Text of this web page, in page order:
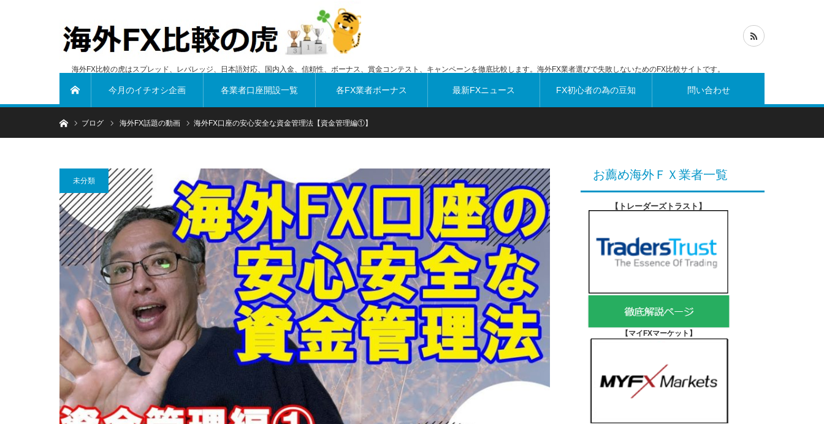
海外FX比較の虎はスプレッド、レバレッジ、日本語対応、国内入金、信頼性、ボーナス、賞金コンテスト、キャンペーンを徹底比較します。海外FX業者選びで失敗しないためのFX比較サイトです。
今月のイチオシ企画 各業者口座開設一覧 各FX業者ボーナス 最新FXニュース FX初心者の為の豆知 問い合わせ
ホームブログ 海外FX話題の動画 海外FX口座の安心安全な資金管理法【資金管理編①】
未分類 お薦め海外ＦＸ業者一覧
【トレーダーズトラスト 】
【マイFXマーケット 】